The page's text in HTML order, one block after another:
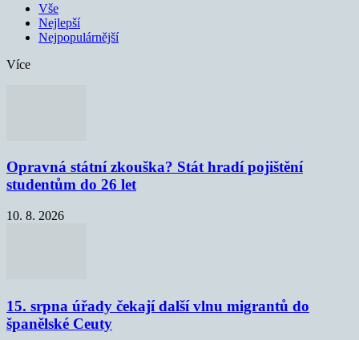
Vše
Nejlepší
Nejpopulárnější
Více
Opravná státní zkouška? Stát hradí pojištění
studentům do 26 let
10. 8. 2026
15. srpna úřady čekají další vlnu migrantů do
španělské Ceuty